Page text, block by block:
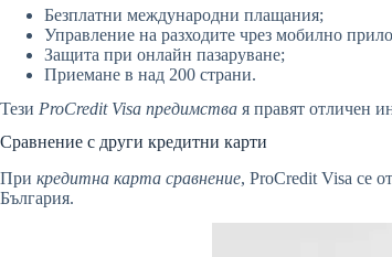
Безплатни международни плащания;
Управление на разходите чрез мобилно
Защита при онлайн пазаруване;
Приемане в над 200 страни.
Тези ProCredit Visa предимства я правят отличен
Сравнение с други кредитни карти
При кредитна карта сравнение, ProCredit Visa се
България.